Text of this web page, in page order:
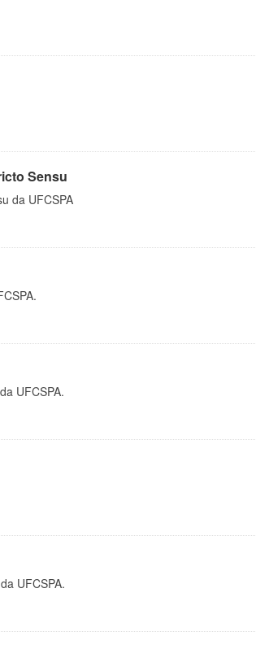
Sensu
da UFCSPA
UFCSPA.
UFCSPA.